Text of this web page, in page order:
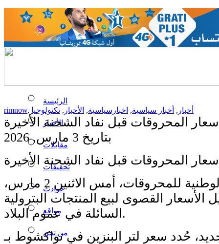
الرئيسة
الأخبار
مقابلات
تحقيقات
حوادث
مواقع
من نحن
rimnow, أخبار , أخبار سياسية, اخبارسياسية, الأخبار , تكنولوجيا
أسعار المحروقات قبل نفاد الشحنة الأخيرة
بتاريخ 3 مارس, 2026
أسعار المحروقات قبل نفاد الشحنة الأخيرة
أصدرت اللجنة الوطنية للمحروقات، أمس الاثنين 2 مارس،
الأسعار القصوى لبيع المنتجات البترولية
السائلة في عموم البلاد.
حُدد سعر لتر البنزين في نواكشوط بـ